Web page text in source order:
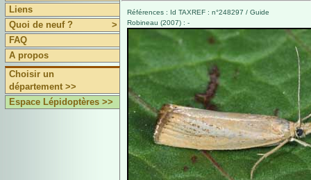
Liens
Quoi de neuf ?
>
FAQ
A propos
Choisir un
département >>
Espace Lépidoptères >>
Références : Id TAXREF : n°248297 / Guide
Robineau (2007) : -